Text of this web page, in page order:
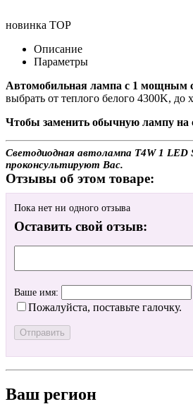
новинка TOP
Описание
Параметры
Автомобильная лампа с 1 мощным
выбрать от теплого белого 4300K, до
Чтобы заменить обычную лампу на
Светодиодная автолампа T4W 1
проконсультируют Вас.
Отзывы об этом товаре:
Пока нет ни одного отзыва
Оставить свой отзыв:
Ваше имя:
Пожалуйста, поставьте галочку.
Ваш регион